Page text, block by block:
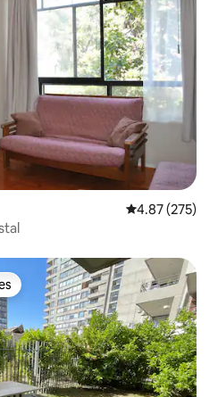
Calificación
4.87 (275)
entre huéspedes